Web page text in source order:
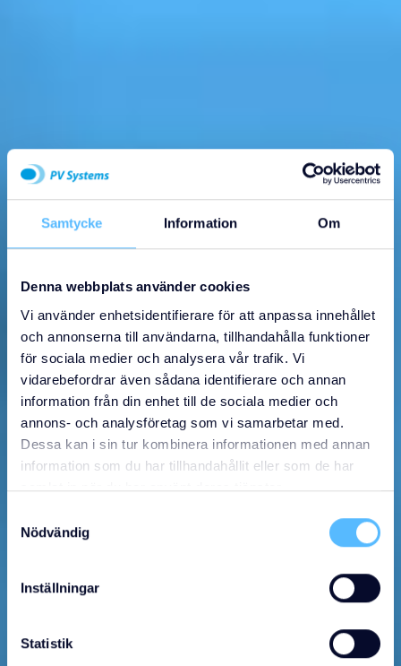
Samtycke Information Om
Denna webbplats använder cookies
Vi använder enhetsidentifierare för att anpassa innehållet
och annonserna till användarna, tillhandahålla funktioner
för sociala medier och analysera vår trafik. Vi
vidarebefordrar även sådana identifierare och annan
information från din enhet till de sociala medier och
annons- och analysföretag som vi samarbetar med.
Dessa kan i sin tur kombinera informationen med annan
information som du har tillhandahållit eller som de har
samlat in när du har använt deras tjänster.
Nödvändig
Inställningar
Statistik